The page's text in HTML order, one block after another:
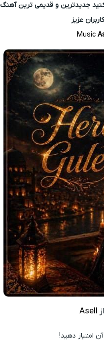
کنید جدیدترین و قدیمی ترین آهنگ
عزیز
Music
از Asell
امتیاز دهید!